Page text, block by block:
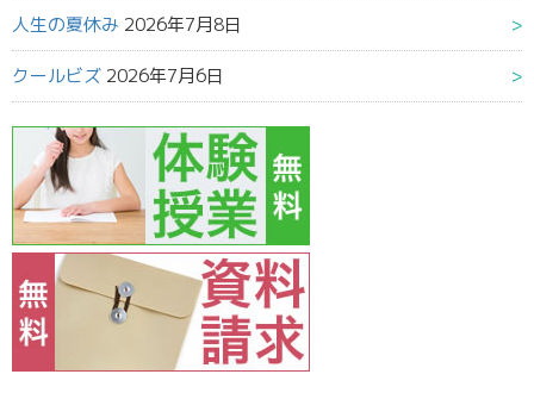
人生の夏休み 2026年7月8日
クールビズ 2026年7月6日